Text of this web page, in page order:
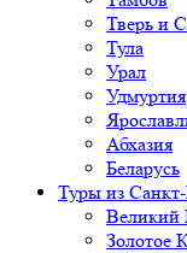
Тверь и
Тула
Урал
Удмуртия
Абхазия
Беларусь
Туры из
Великий
Золотое